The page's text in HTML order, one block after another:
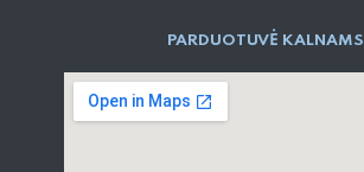
PARD​UOTUVĖ​ KALNAMS